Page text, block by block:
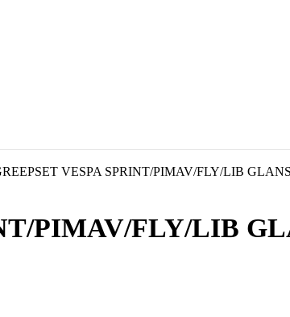
VESPA SPRINT/PIMAV/FLY/LIB
PIMAV/FLY/LIB